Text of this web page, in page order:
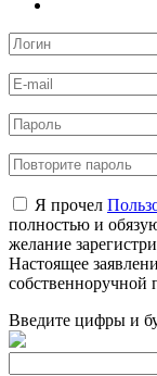
Я прочел
полностью и
желание
Настоящее
собственноручной
Введите цифры и